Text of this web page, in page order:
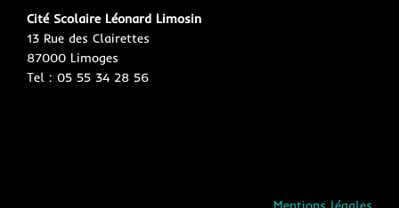
Cité Scolaire Léonard Limosin
13 Rue des Clairettes
87000 Limoges
Tel : 05 55 34 28 56